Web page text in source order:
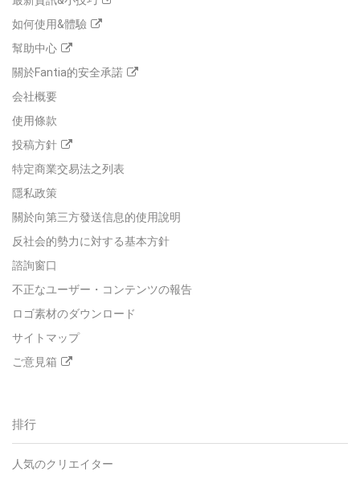
如何使用&體驗
幫助中心
關於Fantia的安全承諾
会社概要
使用條款
投稿方針
特定商業交易法之列表
隱私政策
關於向第三方發送信息的使用說明
反社会的勢力に対する基本方針
諮詢窗口
不正なユーザー・コンテンツの報告
ロゴ素材のダウンロード
サイトマップ
ご意見箱
排行
人気のクリエイター